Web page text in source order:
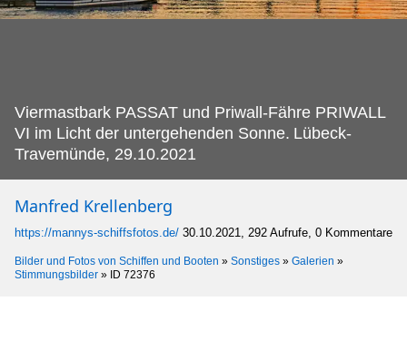
Viermastbark PASSAT und Priwall-Fähre PRIWALL
VI im Licht der untergehenden Sonne. Lübeck-
Travemünde, 29.10.2021
Manfred Krellenberg
https://mannys-schiffsfotos.de/ 30.10.2021, 292 Aufrufe, 0 Kommentare
Bilder und Fotos von Schiffen und Booten » Sonstiges » Galerien »
Stimmungsbilder » ID 72376